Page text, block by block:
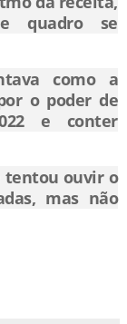
quadro se
como a
o poder de
e conter
tentou ouvir o
mas não